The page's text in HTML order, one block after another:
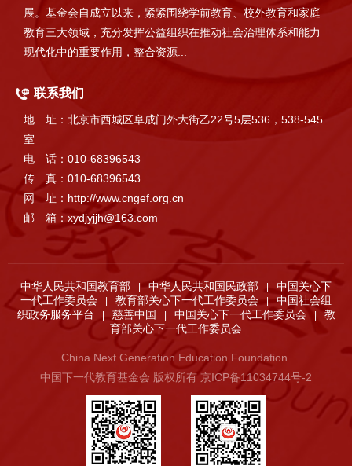
展。基金会自成立以来，紧紧围绕学前教育、校外教育和家庭
教育三大领域，充分发挥公益组织在推动社会治理体系和能力
现代化中的重要作用，整合资源...
联系我们
地 址：北京市西城区阜成门外大街乙22号5层536，538-545
室
电 话：010-68396543
传 真：010-68396543
网 址：http://www.cngef.org.cn
邮 箱：xydjyjjh@163.com
中华人民共和国教育部 中华人民共和国民政部
中国关心下
一代工作委员会
教育部关心下一代工作委员会
中国社会组
织政务服务平台
慈善中国 中国关心下一代工作委员会
教
育部关心下一代工作委员会
China Next Generation Education Foundation
中国下一代教育基金会 版权所有 京ICP备11034744号-2